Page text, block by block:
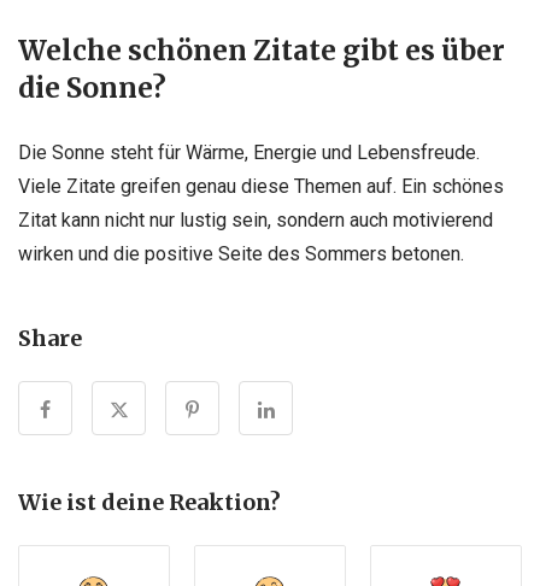
Welche schönen Zitate gibt es über
die Sonne?
Die Sonne steht für Wärme, Energie und Lebensfreude.
Viele Zitate greifen genau diese Themen auf. Ein schönes
Zitat kann nicht nur lustig sein, sondern auch motivierend
wirken und die positive Seite des Sommers betonen.
Share
Wie ist deine Reaktion?